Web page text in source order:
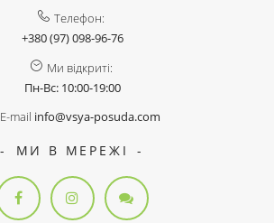
Телефон:
+380 (97) 098-96-76
Ми відкриті:
Пн-Вс: 10:00-19:00
E-mail info@vsya-posuda.com
МИ В МЕРЕЖІ